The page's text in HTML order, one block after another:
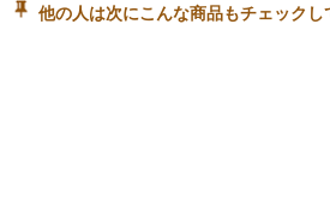
他の人は次にこんな商品もチェックし